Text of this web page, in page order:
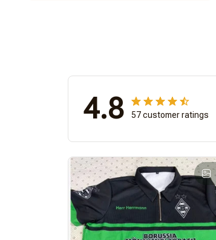
4.8 57 customer ratings